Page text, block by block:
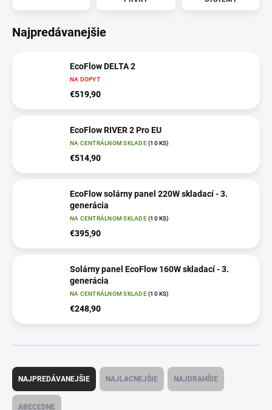
Najpredávanejšie
EcoFlow DELTA 2
NA DOPYT
€519,90
EcoFlow RIVER 2 Pro EU
NA CENTRÁLNOM SKLADE(10 KS)
€514,90
EcoFlow solárny panel 220W skladací - 3.
generácia
NA CENTRÁLNOM SKLADE(10 KS)
€395,90
Solárny panel EcoFlow 160W skladací - 3.
generácia
NA CENTRÁLNOM SKLADE(10 KS)
€248,90
R
d
NAJPREDÁVANEJŠIE NAJLACNEJŠIE NAJDRAHŠIE
ABECEDNE